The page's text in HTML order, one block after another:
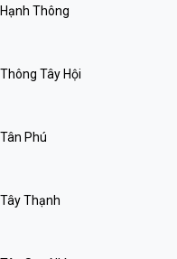
Thông
Tây Hội
Phú
Thạnh